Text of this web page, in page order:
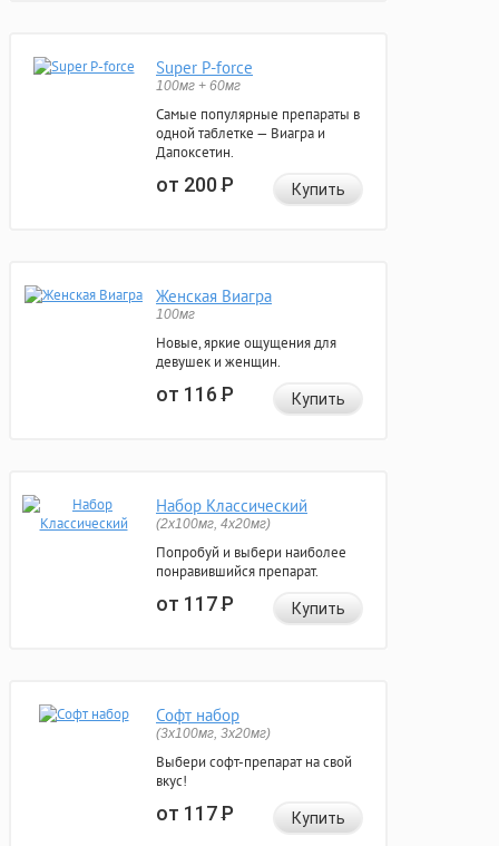
Super P-force
100мг + 60мг
Самые популярные препараты в
одной таблетке — Виагра и
Дапоксетин.
от 200Р Купить
Женская Виагра
100мг
Новые, яркие ощущения для
девушек и женщин.
от 116Р Купить
Набор Классический
(2x100мг, 4x20мг)
Попробуй и выбери наиболее
понравившийся препарат.
от 117Р Купить
Софт набор
(3x100мг, 3x20мг)
Выбери софт-препарат на свой
вкус!
от 117Р Купить